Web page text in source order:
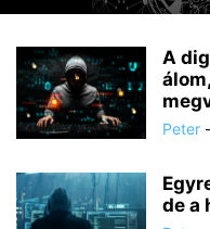
A
Peter -
de a